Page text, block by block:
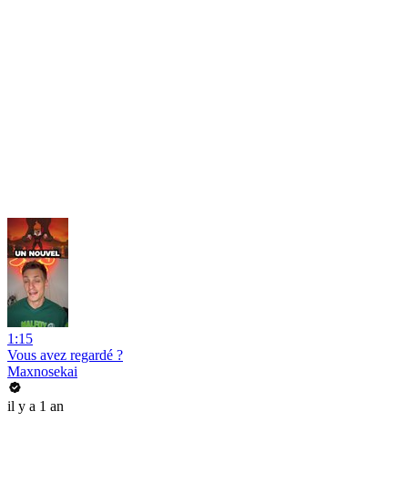
1:15
Vous avez regardé ?
Maxnosekai
il y a 1 an